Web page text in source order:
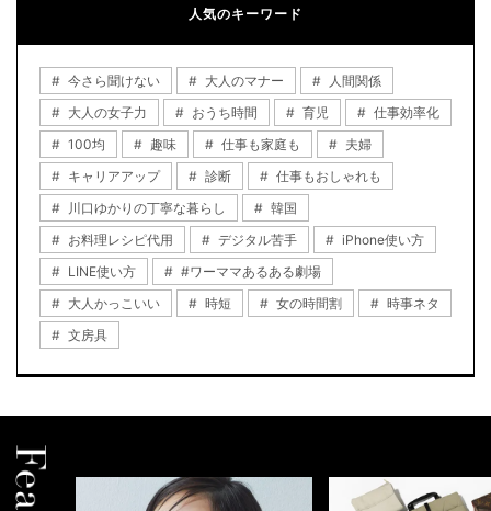
人気のキーワード
今さら聞けない 大人のマナー
人間関係
大人の女子力
おうち時間 育児
仕事効率化
100均
趣味 仕事も家庭も
夫婦
キャリアアップ
診断
仕事もおしゃれも
川口ゆかりの丁寧な暮らし
韓国
お料理レシピ代用
デジタル苦手
iPhone使い方
LINE使い方
#ワーママあるある劇場
大人かっこいい
時短 女の時間割
時事ネタ
文房具